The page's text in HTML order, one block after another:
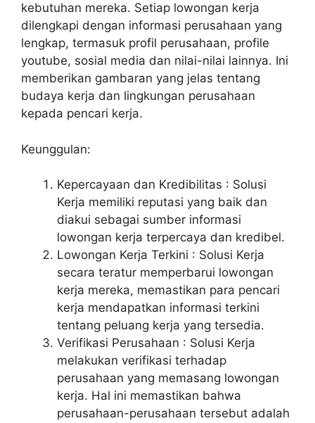
kebutuhan mereka. Setiap lowongan kerja
dilengkapi dengan informasi perusahaan yang
lengkap, termasuk profil perusahaan, profile
youtube, sosial media dan nilai-nilai lainnya. Ini
memberikan gambaran yang jelas tentang
budaya kerja dan lingkungan perusahaan
kepada pencari kerja.
Keunggulan:
Kepercayaan dan Kredibilitas : Solusi
Kerja memiliki reputasi yang baik dan
diakui sebagai sumber informasi
lowongan kerja terpercaya dan kredibel.
Lowongan Kerja Terkini : Solusi Kerja
secara teratur memperbarui lowongan
kerja mereka, memastikan para pencari
kerja mendapatkan informasi terkini
tentang peluang kerja yang tersedia.
Verifikasi Perusahaan : Solusi Kerja
melakukan verifikasi terhadap
perusahaan yang memasang lowongan
kerja. Hal ini memastikan bahwa
perusahaan-perusahaan tersebut adalah